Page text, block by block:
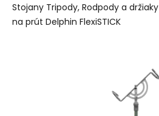
Stojany Tripody, Rodpody a držiaky
na prút Delphin FlexiSTICK